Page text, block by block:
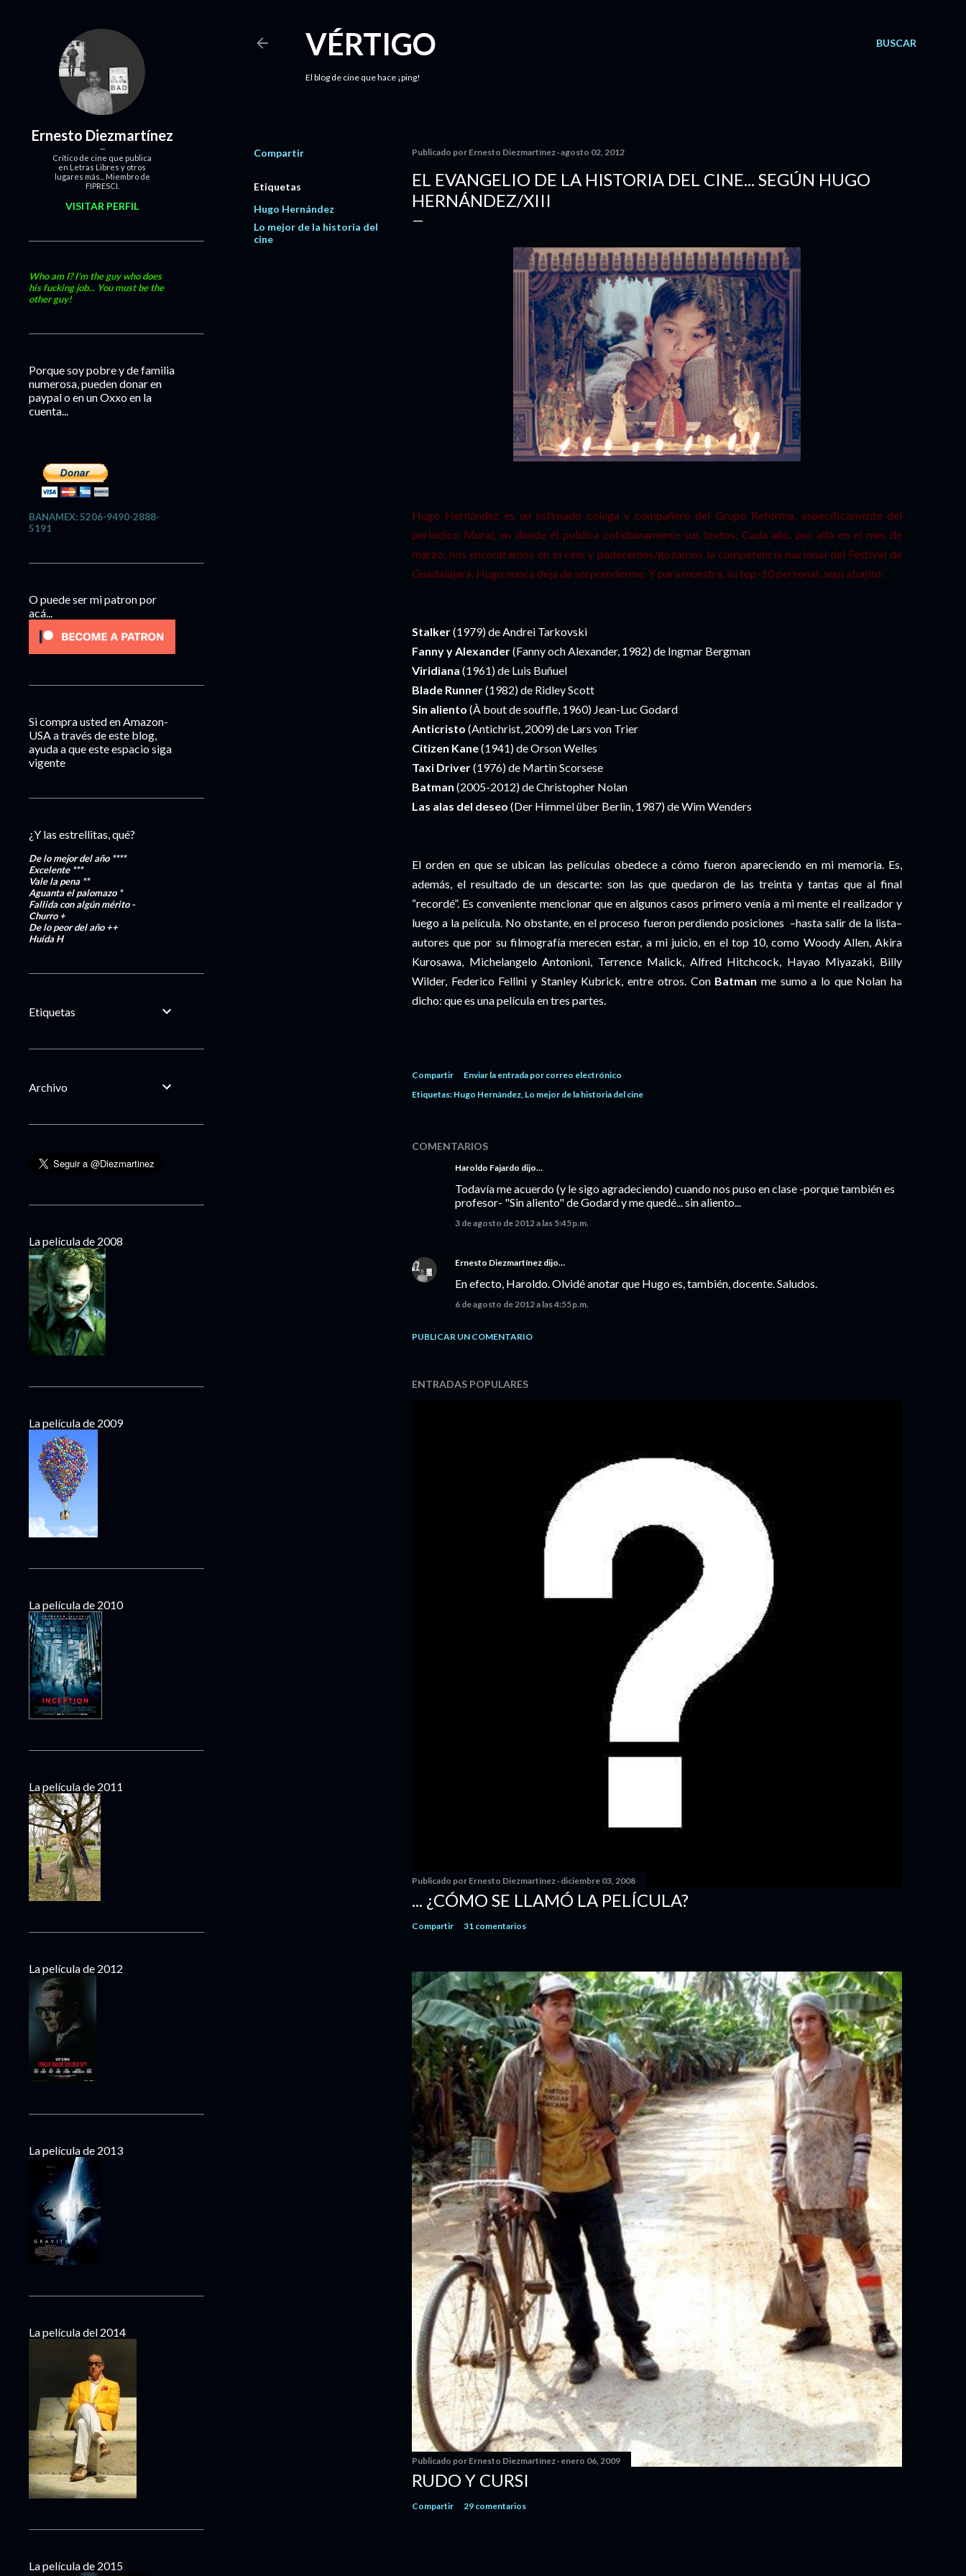
BUSCAR
VÉRTIGO
El blog de cine que hace ¡ping!
Compartir
Etiquetas
Hugo Hernández
Lo mejor de la historia del
cine
Publicado por Ernesto Diezmartínez agosto 02, 2012
EL EVANGELIO DE LA HISTORIA DEL CINE... SEGÚN HUGO
HERNÁNDEZ/XIII
Hugo Hernández es un estimado colega y compañero del Grupo Reforma, específicamente del
periódico Mural, en donde él publica cotidianamente sus textos. Cada año, por allá en el mes de
marzo, nos encontramos en el cine y padecemos/gozamos la competencia nacional del Festival de
Guadalajara. Hugo nunca deja de sorprenderme. Y para muestra, su top-10 personal, aquí abajito:
Stalker(1979) de Andrei Tarkovski
Fanny y Alexander(Fanny och Alexander, 1982) de Ingmar Bergman
Viridiana (1961) de Luis Buñuel
Blade Runner(1982) de Ridley Scott
Sin aliento (À bout de souffle, 1960) Jean-Luc Godard
Anticristo (Antichrist, 2009) de Lars von Trier
Citizen Kane(1941) de Orson Welles
Taxi Driver(1976) de Martin Scorsese
Batman (2005-2012) de Christopher Nolan
Las alas del deseo (Der Himmel über Berlin, 1987) de Wim Wenders
El orden en que se ubican las películas obedece a cómo fueron apareciendo en mi memoria. Es,
además, el resultado de un descarte: son las que quedaron de las treinta y tantas que al final
“recordé”. Es conveniente mencionar que en algunos casos primero venía a mi mente el realizador y
luego a la película. No obstante, en el proceso fueron perdiendo posiciones –hasta salir de la lista–
autores que por su filmografía merecen estar, a mi juicio, en el top 10, como Woody Allen, Akira
Kurosawa, Michelangelo Antonioni, Terrence Malick, Alfred Hitchcock, Hayao Miyazaki, Billy
Wilder, Federico Fellini y Stanley Kubrick, entre otros. Con Batman me sumo a lo que Nolan ha
dicho: que es una película en tres partes.
Compartir
Enviar la entrada por correo electrónico
Etiquetas: Hugo Hernández Lo mejor de la historia del cine
COMENTARIOS
Haroldo Fajardo dijo…
Todavía me acuerdo (y le sigo agradeciendo) cuando nos puso en clase -porque también es
profesor- "Sin aliento" de Godard y me quedé... sin aliento...
3 de agosto de 2012 a las 5:45 p.m.
Ernesto Diezmartínez dijo…
En efecto, Haroldo. Olvidé anotar que Hugo es, también, docente. Saludos.
6 de agosto de 2012 a las 4:55 p.m.
PUBLICAR UN COMENTARIO
ENTRADAS POPULARES
Publicado por Ernesto Diezmartínez diciembre 03, 2008
... ¿CÓMO SE LLAMÓ LA PELÍCULA?
Compartir 31 comentarios
Publicado por Ernesto Diezmartínez enero 06, 2009
RUDO Y CURSI
Compartir 29 comentarios
Ernesto Diezmartínez
Crítico de cine que publica
en Letras Libres y otros
lugares más... Miembro de
FIPRESCI.
VISITAR PERFIL
Who am I? I'm the guy who does
his fucking job... You must be the
other guy!
Porque soy pobre y de familia
numerosa, pueden donar en
paypal o en un Oxxo en la
cuenta...
BANAMEX: 5206-9490-2888-
5191
O puede ser mi patron por
acá...
Si compra usted en Amazon-
USA a través de este blog,
ayuda a que este espacio siga
vigente
¿Y las estrellitas, qué?
De lo mejor del año ****
Excelente***
Vale la pena **
Aguanta el palomazo *
Fallida con algún mérito-
Churro+
De lo peor del año++
HuídaH
Etiquetas
Archivo
La película de 2008
La película de 2009
La película de 2010
La película de 2011
La película de 2012
La película de 2013
La película del 2014
La película de 2015